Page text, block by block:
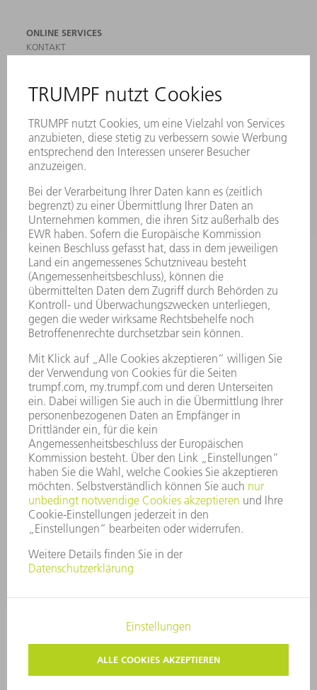
ONLINE SERVICES
KONTAKT
VERANSTALTUNGEN UND TERMINE
NEWSLETTER-ANMELDUNG
MYTRUMPF
SICHERHEITSDATENBLÄTTER
PRODUKTE
MASCHINEN & SYSTEME
LEISTUNGSELEKTRONIK
ELEKTROWERKZEUGE
SMART FACTORY
SOFTWARE
SERVICES
ANWENDUNGEN
BRANCHEN
UNTERNEHMEN
KARRIERE
STELLENANGEBOTE
UNTERNEHMENSPROFIL
GESCHÄFTSBERICHT
UNTERNEHMENSGRUNDSÄTZE
COMPLIANCE
HINWEISGEBERSYSTEM
SECURITY
PRESSEMITTEILUNGEN
MAGAZINE
LIEFERANTEN
NACHHALTIGKEIT
UMWELT & KLIMA
SOZIALES & GESELLSCHAFT
UNTERNEHMENSFÜHRUNG
IMPRESSUM
DATENSCHUTZ
COPYRIGHT UND MARKENZEICHEN
AGB
PRIVATSPHÄRE-EINSTELLUNGEN